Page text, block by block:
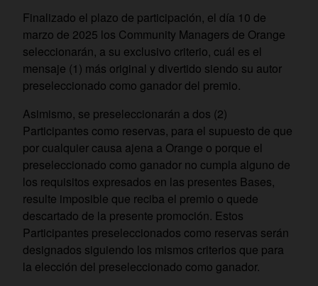
Finalizado el plazo de participación, el día 10 de
marzo de 2025 los Community Managers de Orange
seleccionarán, a su exclusivo criterio, cuál es el
mensaje (1) más original y divertido siendo su autor
preseleccionado como ganador del premio.
Asimismo, se preseleccionarán a dos (2)
Participantes como reservas, para el supuesto de que
por cualquier causa ajena a Orange o porque el
preseleccionado como ganador no cumpla alguno de
los requisitos expresados en las presentes Bases,
resulte imposible que reciba el premio o quede
descartado de la presente promoción. Estos
Participantes preseleccionados como reservas serán
designados siguiendo los mismos criterios que para
la elección del preseleccionado como ganador.